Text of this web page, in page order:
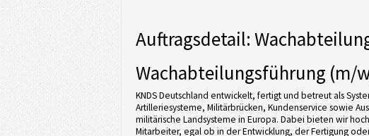
Auftragsdetail:
Wachabteilungsführung (m/
KNDS Deutschland entwickelt, fertigt und betreut als
Artilleriesysteme, Militärbrücken, Kundenservice sowie
militärische Landsysteme in Europa. Dabei bieten wir
Mitarbeiter, egal ob in der Entwicklung, der Fertigung